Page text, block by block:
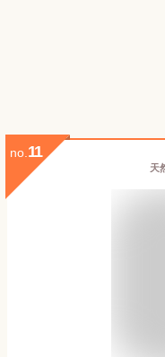
no. 11
天